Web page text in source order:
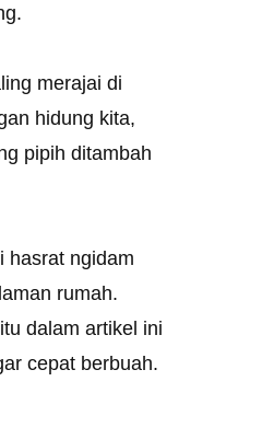
merajai di
hidung kita,
pipih ditambah
hasrat ngidam
rumah.
dalam artikel ini
cepat berbuah.